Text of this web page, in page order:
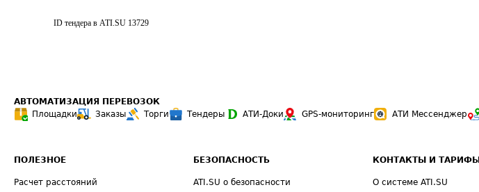
ID тендера в ATI.SU 13729
АВТОМАТИЗАЦИЯ ПЕРЕВОЗОК
Площадки
Заказы Торги Тендеры АТИ-Доки GPS-мониторинг АТИ Мессенджер
ПОЛЕЗНОЕ
Расчет расстояний
БЕЗОПАСНОСТЬ
ATI.SU о безопасности
КОНТАКТЫ И ТАРИФЫ
О системе ATI.SU